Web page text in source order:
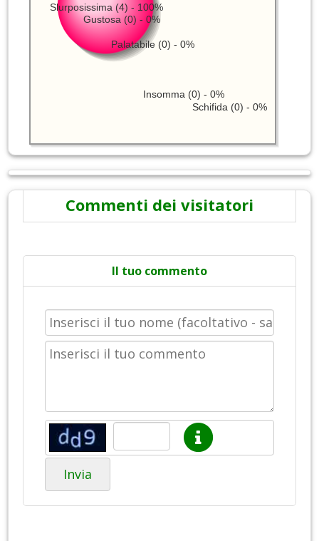
Slurposissima (4) - 100%
Schifida (0) - 0%
Insomma (0) - 0%
Palatabile (0) - 0%
Gustosa (0) - 0%
Commenti dei visitatori
Il tuo commento
Invia